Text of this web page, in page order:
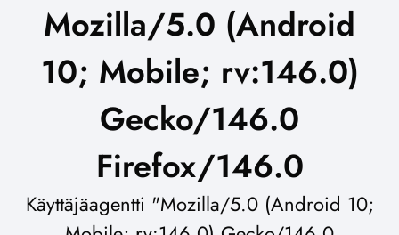
Mozilla/5.0 (Android
10; Mobile; rv:146.0)
Gecko/146.0
Firefox/146.0
Käyttäjäagentti "Mozilla/5.0 (Android 10;